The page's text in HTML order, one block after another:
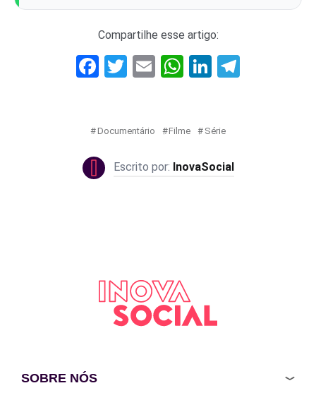
Compartilhe esse artigo:
Facebook
Twitter
EmailWhatsApp
LinkedIn
Documentário Filme Série
InovaSocial
SOBRE NÓS